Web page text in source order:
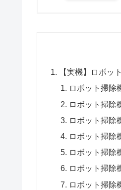
【実機】ロボッ
ロボット掃除
ロボット掃除
ロボット掃除
ロボット掃除
ロボット掃除
ロボット掃除
ロボット掃除